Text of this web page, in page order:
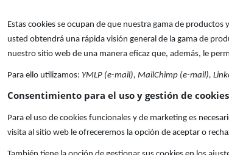
Estas cookies se ocupan de que nuestra gama de productos
usted obtendrá una rápida visión general de la gama de
nuestro sitio web de una manera eficaz que, además, le
Para ello utilizamos: YMLP (e-mail), MailChimp (e-mail),
Consentimiento para el uso y gestión de cookies
Para el uso de cookies funcionales y de marketing es
visita al sitio web le ofreceremos la opción de aceptar o